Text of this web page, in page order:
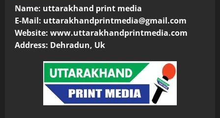
Name: uttarakhand print media
E-Mail: uttarakhandprintmedia@gmail.com
Website: www.uttarakhandprintmedia.com
Address: Dehradun, Uk